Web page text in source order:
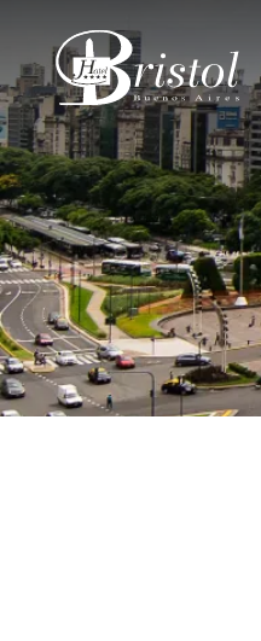
Hotel Bristol